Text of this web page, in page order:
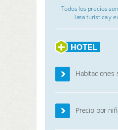
Todos los precios
Tasa turística y
Habitaciones
Precio por